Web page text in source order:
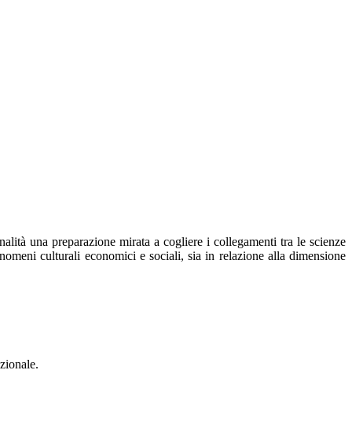
una preparazione mirata a cogliere i collegamenti tra le scienze
culturali economici e sociali, sia in relazione alla dimensione